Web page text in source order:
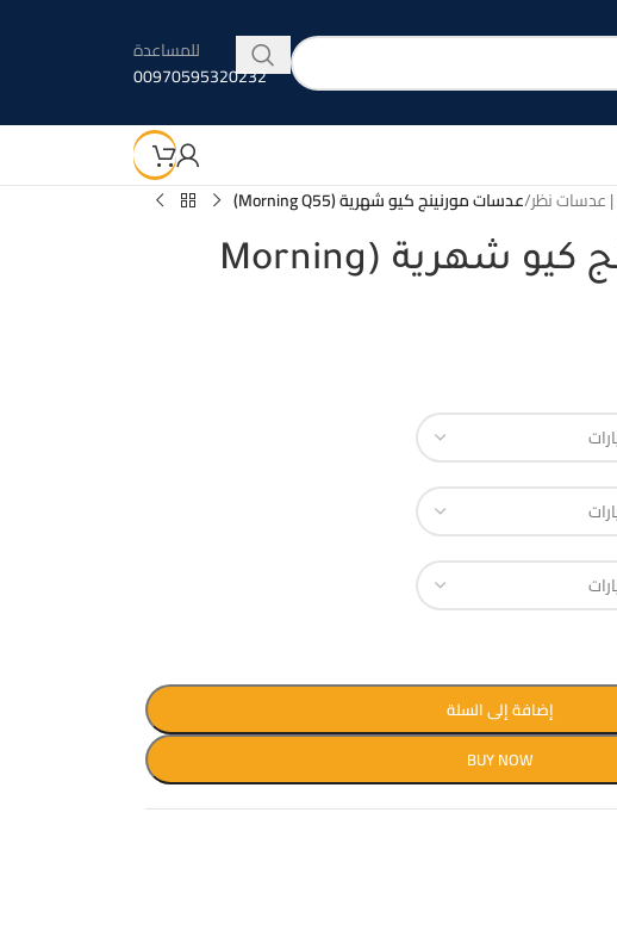
للمساعدة
00970595320232
/عدسات مورنينج كيو شهرية (Morning Q55)
عدسات مورنينج كيو شهرية (Morning
إضافة إلى السلة
BUY NOW